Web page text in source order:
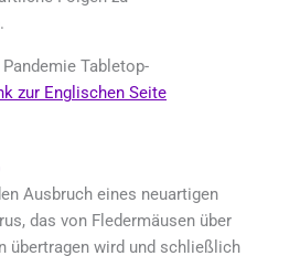
Pandemie Tabletop-
zur Englischen Seite
Ausbruch eines neuartigen
das von Fledermäusen über
übertragen wird und schließlich